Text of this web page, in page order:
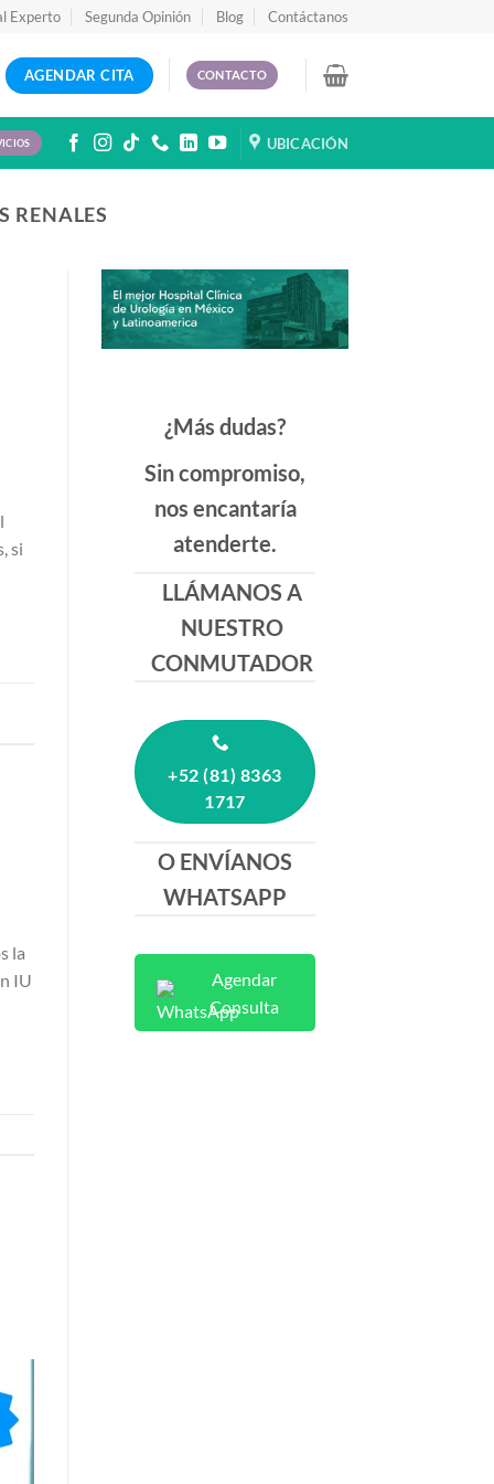
Experto Segunda Opinión Blog Contáctanos
AGENDAR CITA CONTACTO
UBICACIÓN
RENALES
si
la
IU
¿Más dudas?
Sin compromiso,
nos encantaría
atenderte.
LLÁMANOS A
NUESTRO
CONMUTADOR
+52 (81) 8363
1717
O ENVÍANOS
WHATSAPP
Agendar
Consulta